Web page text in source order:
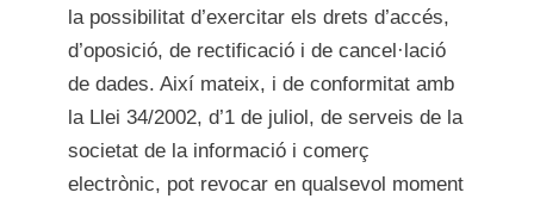
la possibilitat d’exercitar els drets d’accés,
d’oposició, de rectificació i de cancel·lació
de dades. Així mateix, i de conformitat amb
la Llei 34/2002, d’1 de juliol, de serveis de la
societat de la informació i comerç
electrònic, pot revocar en qualsevol moment